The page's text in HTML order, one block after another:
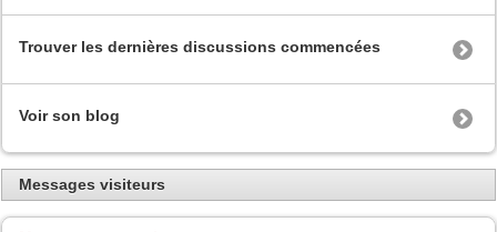
Trouver les dernières discussions commencées
Voir son blog
Messages visiteurs